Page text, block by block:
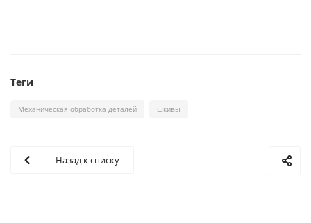
Теги
Механическая обработка деталей шкивы
Назад к списку